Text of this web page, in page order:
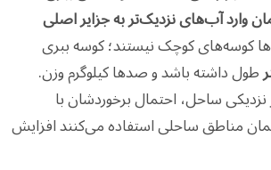
وارد آب‌های نزدیک‌تر به جزایر اصلی
کوسه‌های کوچک نیستند؛ کوسه ببری
طول داشته باشد و صدها کیلوگرم وزن.
ساحل، احتمال برخوردشان با
مناطق ساحلی استفاده می‌کنند افزایش